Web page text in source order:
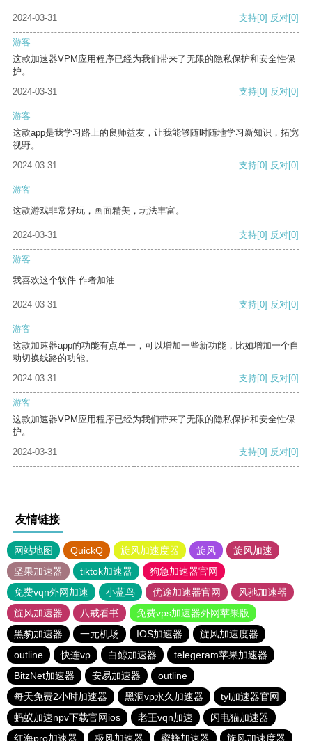
2024-03-31 支持[0] 反对[0]
游客
这款加速器VPM应用程序已经为我们带来了无限的隐私保护和安全性保
护。
2024-03-31
支持[0] 反对[0]
游客
这款app是我学习路上的良师益友，让我能够随时随地学习新知识，拓宽
视野。
2024-03-31
支持[0] 反对[0]
游客
这款游戏非常好玩，画面精美，玩法丰富。
2024-03-31 支持[0] 反对[0]
游客
我喜欢这个软件 作者加油
2024-03-31 支持[0] 反对[0]
游客
这款加速器app的功能有点单一，可以增加一些新功能，比如增加一个自
动切换线路的功能。
2024-03-31
支持[0] 反对[0]
游客
这款加速器VPM应用程序已经为我们带来了无限的隐私保护和安全性保
护。
2024-03-31
支持[0] 反对[0]
友情链接
网站地图 QuickQ 旋风加速度器 旋风
旋风加速
坚果加速器
tiktok加速器
狗急加速器官网
免费vqn外网加速
小蓝鸟 优途加速器官网
风驰加速器
旋风加速器
八戒看书
免费vps加速器外网苹果版
黑豹加速器
一元机场 IOS加速器
旋风加速度器
outline
快连vp 白鲸加速器
telegeram苹果加速器
BitzNet加速器
安易加速器
outline
每天免费2小时加速器
黑洞vp永久加速器
tyl加速器官网
蚂蚁加速npv下载官网ios
老王vqn加速
闪电猫加速器
红海pro加速器
极风加速器 蜜蜂加速器 旋风加速度器